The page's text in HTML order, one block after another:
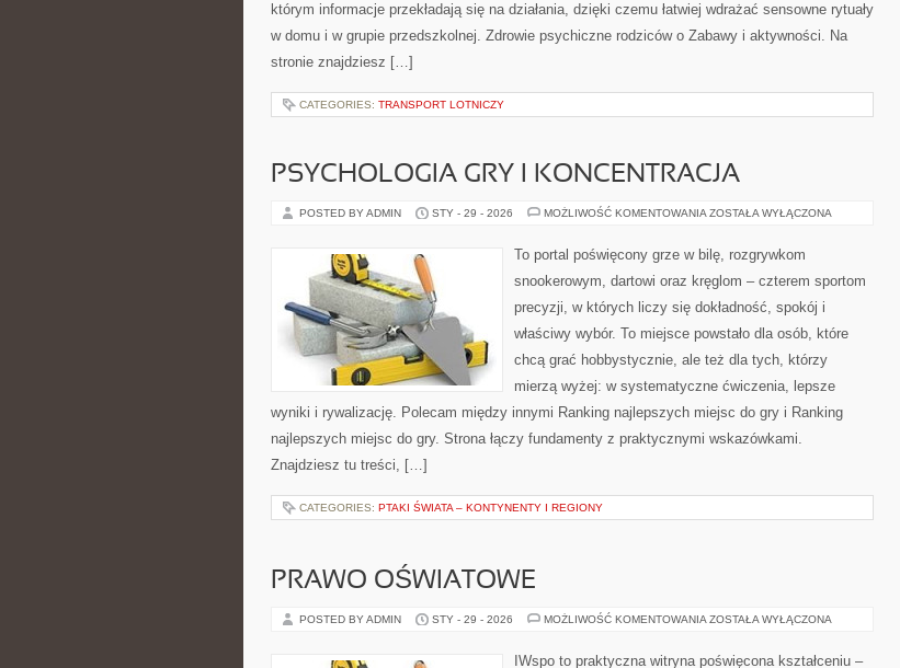
którym informacje przekładają się na działania, dzięki czemu łatwiej wdrażać sensowne rytuały
w domu i w grupie przedszkolnej. Zdrowie psychiczne rodziców o Zabawy i aktywności. Na
stronie znajdziesz […]
CATEGORIES: TRANSPORT LOTNICZY
PSYCHOLOGIA GRY I KONCENTRACJA
POSTED BY ADMIN STY - 29 - 2026 MOŻLIWOŚĆ KOMENTOWANIA PSYCHOLOGIA
KONCENTRACJA
ZOSTAŁA WYŁĄCZONA
To portal poświęcony grze w bilę, rozgrywkom
snookerowym, dartowi oraz kręglom – czterem sportom
precyzji, w których liczy się dokładność, spokój i
właściwy wybór. To miejsce powstało dla osób, które
chcą grać hobbystycznie, ale też dla tych, którzy
mierzą wyżej: w systematyczne ćwiczenia, lepsze
wyniki i rywalizację. Polecam między innymi Ranking najlepszych miejsc do gry i Ranking
najlepszych miejsc do gry. Strona łączy fundamenty z praktycznymi wskazówkami.
Znajdziesz tu treści, […]
CATEGORIES: PTAKI ŚWIATA – KONTYNENTY I REGIONY
PRAWO OŚWIATOWE
POSTED BY ADMIN STY - 29 - 2026 MOŻLIWOŚĆ KOMENTOWANIA PRAWO
ZOSTAŁA WYŁĄCZONA
IWspo to praktyczna witryna poświęcona kształceniu –